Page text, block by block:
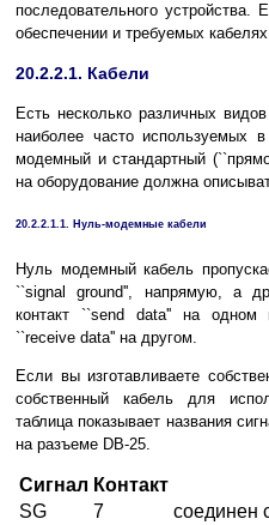
последовательного
обеспечении и требуемых
20.2.2.1. Кабели
Есть несколько различных
наиболее часто используемых
модемный и стандартный
на оборудование должна
20.2.2.1.1. Нуль-модемные кабели
Нуль модемный кабель
``signal ground'', напрямую, а
контакт ``send data'' на одном
``receive data'' на другом.
Если вы изготавливаете
собственный кабель для
таблица показывает названия
на разъеме DB-25.
Сигнал Контакт
SG
7 соединен